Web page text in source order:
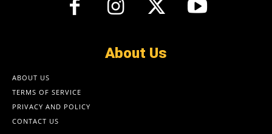
About Us
ABOUT US
TERMS OF SERVICE
PRIVACY AND POLICY
CONTACT US